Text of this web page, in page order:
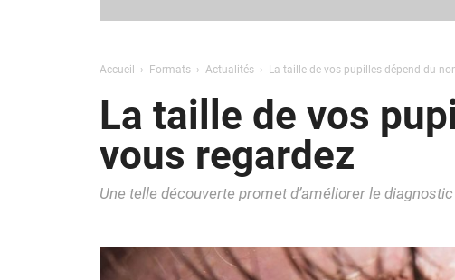
Accueil Formats Actualités La taille de vos pupilles dépend du
La taille de vos
vous regardez
Une telle découverte promet d’améliorer le